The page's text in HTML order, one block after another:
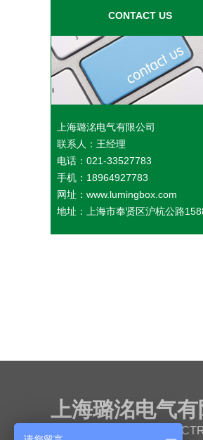
CONTACT US
上海璐洺电气有限公司
联系人：王经理
电话：021-33527783
手机：18964927783
网址：www.lumingbox.com
地址：上海市奉贤区沪杭公路
上海璐洺电气有
SHANGHAI LUMING